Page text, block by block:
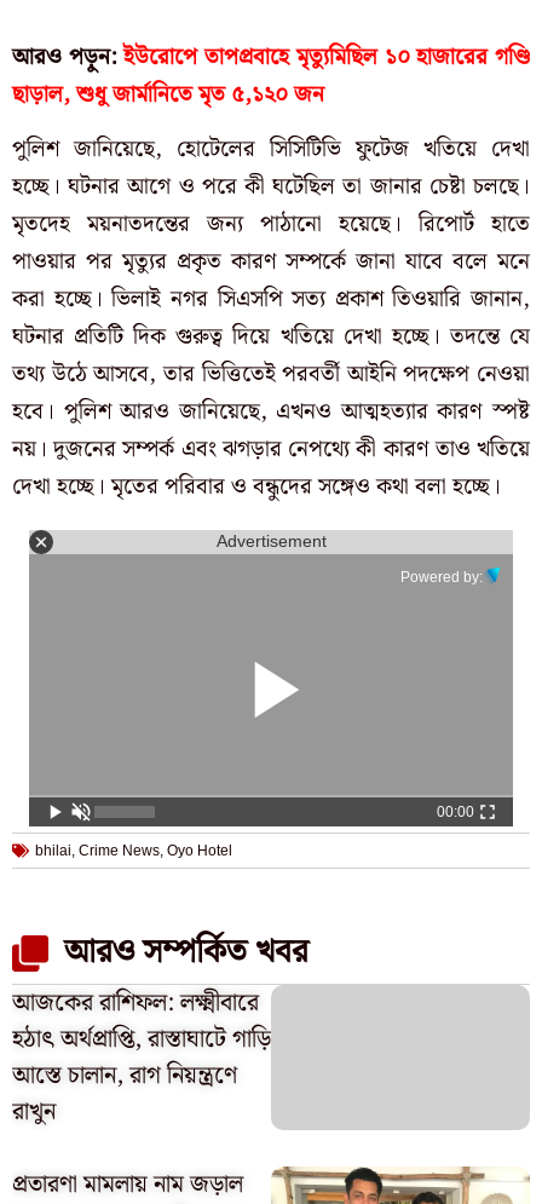
আরও পড়ুন:ইউরোপে তাপপ্রবাহে মৃত্যুমিছিল ১০ হাজারের গণ্ডি
ছাড়াল, শুধু জার্মানিতে মৃত ৫,১২০ জন
পুলিশ জানিয়েছে, হোটেলের সিসিটিভি ফুটেজ খতিয়ে দেখা
হচ্ছে। ঘটনার আগে ও পরে কী ঘটেছিল তা জানার চেষ্টা চলছে।
মৃতদেহ ময়নাতদন্তের জন্য পাঠানো হয়েছে। রিপোর্ট হাতে
পাওয়ার পর মৃত্যুর প্রকৃত কারণ সম্পর্কে জানা যাবে বলে মনে
করা হচ্ছে। ভিলাই নগর সিএসপি সত্য প্রকাশ তিওয়ারি জানান,
ঘটনার প্রতিটি দিক গুরুত্ব দিয়ে খতিয়ে দেখা হচ্ছে। তদন্তে যে
তথ্য উঠে আসবে, তার ভিত্তিতেই পরবর্তী আইনি পদক্ষেপ নেওয়া
হবে। পুলিশ আরও জানিয়েছে, এখনও আত্মহত্যার কারণ স্পষ্ট
নয়। দুজনের সম্পর্ক এবং ঝগড়ার নেপথ্যে কী কারণ তাও খতিয়ে
দেখা হচ্ছে। মৃতের পরিবার ও বন্ধুদের সঙ্গেও কথা বলা হচ্ছে।
Advertisement
Powered by:
00:00
bhilai, Crime News, Oyo Hotel
আরও সম্পর্কিত খবর
আজকের রাশিফল: লক্ষ্মীবারে
হঠাৎ অর্থপ্রাপ্তি, রাস্তাঘাটে গাড়ি
আস্তে চালান, রাগ নিয়ন্ত্রণে
রাখুন
প্রতারণা মামলায় নাম জড়াল